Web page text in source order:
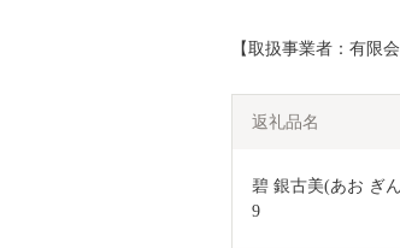
【取扱事業者：有限
返礼品名
碧 銀古美(あお ぎ
9